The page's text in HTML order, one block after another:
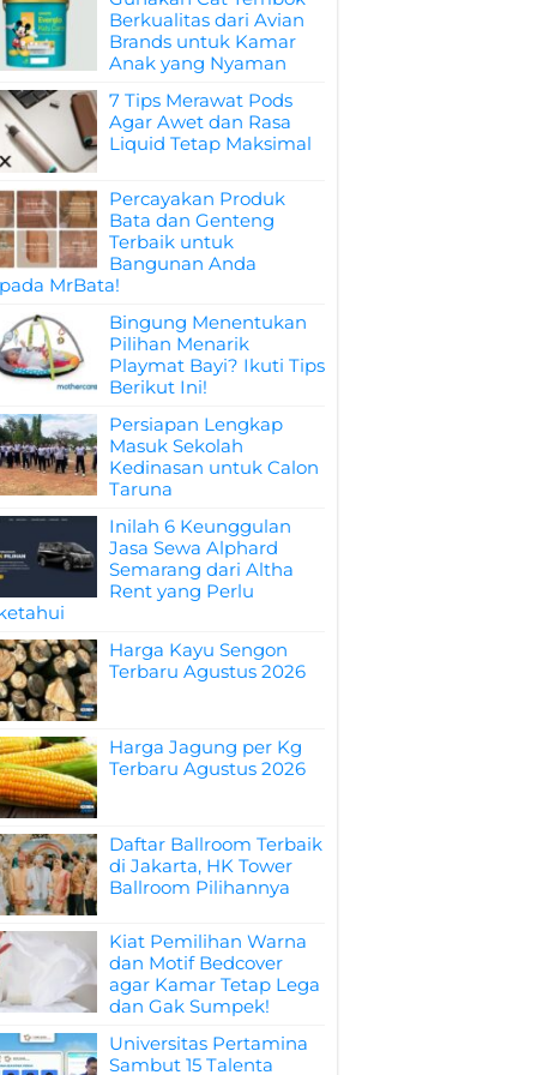
Berkualitas dari Avian
Brands untuk Kamar
Anak yang Nyaman
7 Tips Merawat Pods
Agar Awet dan Rasa
Liquid Tetap Maksimal
Percayakan Produk
Bata dan Genteng
Terbaik untuk
Bangunan Anda
MrBata!
Bingung Menentukan
Pilihan Menarik
Playmat Bayi? Ikuti Tips
Berikut Ini!
Persiapan Lengkap
Masuk Sekolah
Kedinasan untuk Calon
Taruna
Inilah 6 Keunggulan
Jasa Sewa Alphard
Semarang dari Altha
Rent yang Perlu
Harga Kayu Sengon
Terbaru Agustus 2026
Harga Jagung per Kg
Terbaru Agustus 2026
Daftar Ballroom Terbaik
di Jakarta, HK Tower
Ballroom Pilihannya
Kiat Pemilihan Warna
dan Motif Bedcover
agar Kamar Tetap Lega
dan Gak Sumpek!
Universitas Pertamina
Sambut 15 Talenta